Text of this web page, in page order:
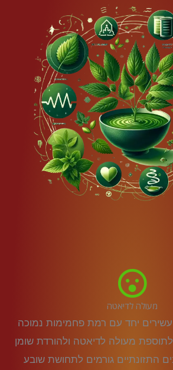
מעולה לדיאטה
יחד עם רמת פחמימות נמוכה
מעולה לדיאטה ולהורדת שומן
התזונתיים גורמים לתחושת שובע